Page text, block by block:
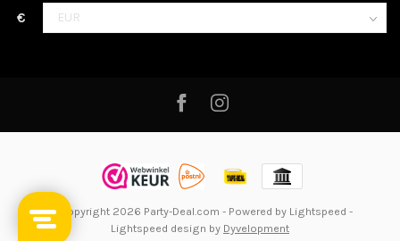
€
© Copyright 2026 Party-Deal.com - Powered by Lightspeed -
Lightspeed design by Dyvelopment